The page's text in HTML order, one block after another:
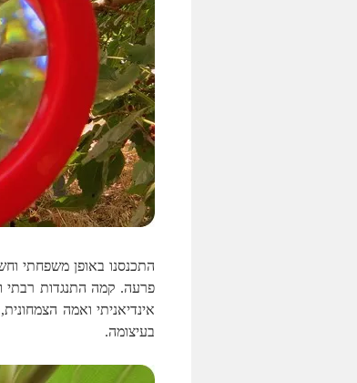
התכנסנו באופן משפחתי
פרעה. קמה התנגדות רבתי
אינדיאניתי ואמה
בעיצומה.